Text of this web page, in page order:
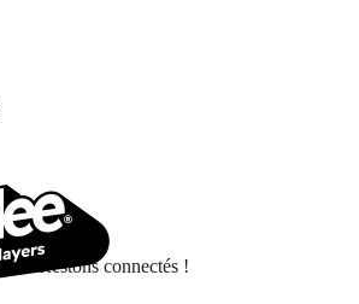
Restons connectés !